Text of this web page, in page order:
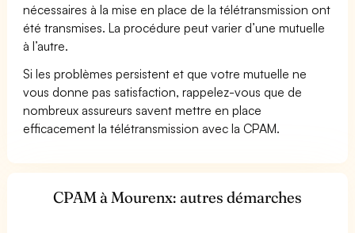
nécessaires à la mise en place de la télétransmission ont
été transmises. La procédure peut varier d’une mutuelle
à l’autre.
Si les problèmes persistent et que votre mutuelle ne
vous donne pas satisfaction, rappelez-vous que de
nombreux assureurs savent mettre en place
efficacement la télétransmission avec la CPAM.
CPAM à Mourenx: autres démarches